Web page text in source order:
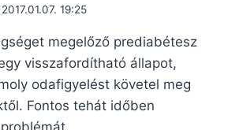
2017.01.07. 19:25
megelőző prediabétesz
visszafordítható állapot,
odafigyelést követel meg
Fontos tehát időben